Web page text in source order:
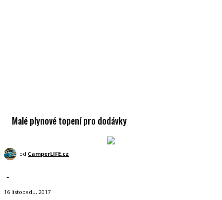
Malé plynové topení pro dodávky
od CamperLIFE.cz
-
16 listopadu, 2017